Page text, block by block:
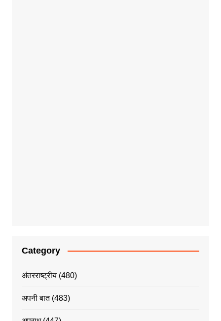
Category
अंतरराष्ट्रीय(480)
अपनी बात(483)